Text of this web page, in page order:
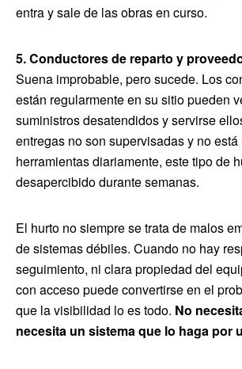
entra y sale de las obras en curso.
5. Conductores de reparto y
Suena improbable, pero sucede. Los
están regularmente en su sitio pueden
suministros desatendidos y servirse
entregas no son supervisadas y no
herramientas diariamente, este tipo de
desapercibido durante semanas.
El hurto no siempre se trata de malos
de sistemas débiles. Cuando no hay
seguimiento, ni clara propiedad del
con acceso puede convertirse en el
que la visibilidad lo es todo. No
necesita un sistema que lo haga por